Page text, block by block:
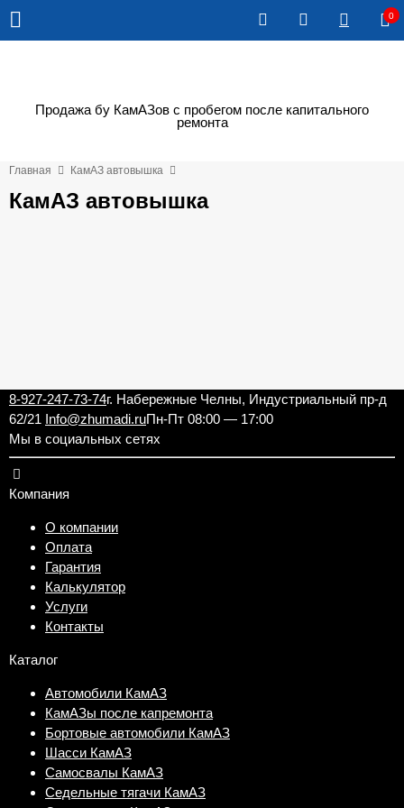
0
Продажа бу КамАЗов с пробегом после капитального
ремонта
Главная КамАЗ автовышка
КамАЗ автовышка
8-927-247-73-74г. Набережные Челны, Индустриальный пр-д
62/21 Info@zhumadi.ruПн-Пт 08:00 — 17:00
Мы в социальных сетях
Компания
О компании
Оплата
Гарантия
Калькулятор
Услуги
Контакты
Каталог
Автомобили КамАЗ
КамАЗы после капремонта
Бортовые автомобили КамАЗ
Шасси КамАЗ
Самосвалы КамАЗ
Седельные тягачи КамАЗ